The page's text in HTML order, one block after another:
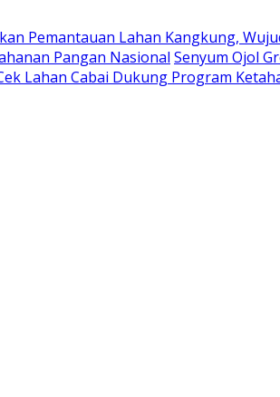
Pemantauan Lahan Kangkung,
Pangan Nasional Senyum Ojol
Lahan Cabai Dukung Program